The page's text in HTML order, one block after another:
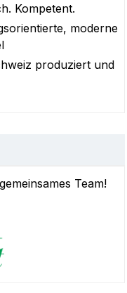
Kompetent.
moderne
produziert und
Team!